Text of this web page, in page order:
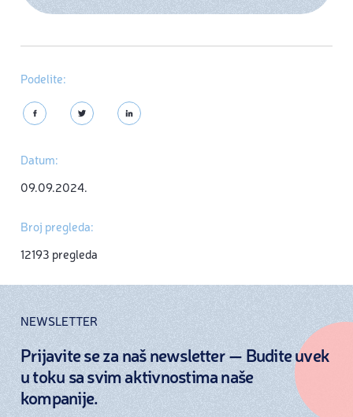
Podelite:
Datum:
09.09.2024.
Broj pregleda:
12193 pregleda
NEWSLETTER
Prijavite se za naš newsletter — Budite uvek
u toku sa svim aktivnostima naše
kompanije.